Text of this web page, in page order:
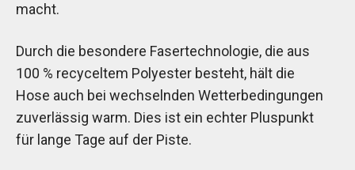
macht.
Durch die besondere Fasertechnologie, die aus
100 % recyceltem Polyester besteht, hält die
Hose auch bei wechselnden Wetterbedingungen
zuverlässig warm. Dies ist ein echter Pluspunkt
für lange Tage auf der Piste.